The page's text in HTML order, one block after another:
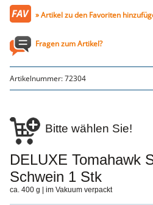
Mini-Würstel
Schinken
Selchwaren
Schinken
Putenschinken
Fische
Meeresfrüchte
Genusssortiment
Hausmannskost
Beilagen
Gemüse & Salat
Knödel
Suppeneinlagen
Pommes & Wedges
Mehlspeisen
» Artikel zu den Favoriten
Fragen zum Artikel?
Artikelnummer:72304
Bitte wählen Sie!
DELUXE Tomahawk
Schwein 1 Stk
ca. 400 g | im Vakuum verpackt